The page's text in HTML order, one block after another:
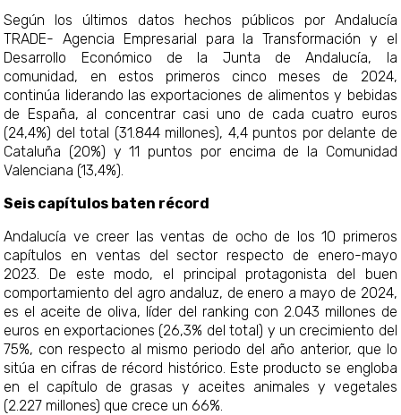
Según los últimos datos hechos públicos por Andalucía
TRADE- Agencia Empresarial para la Transformación y el
Desarrollo Económico de la Junta de Andalucía, la
comunidad, en estos primeros cinco meses de 2024,
continúa liderando las exportaciones de alimentos y bebidas
de España, al concentrar casi uno de cada cuatro euros
(24,4%) del total (31.844 millones), 4,4 puntos por delante de
Cataluña (20%) y 11 puntos por encima de la Comunidad
Valenciana (13,4%).
Seis capítulos baten récord
Andalucía ve creer las ventas de ocho de los 10 primeros
capítulos en ventas del sector respecto de enero-mayo
2023. De este modo, el principal protagonista del buen
comportamiento del agro andaluz, de enero a mayo de 2024,
es el aceite de oliva, líder del ranking con 2.043 millones de
euros en exportaciones (26,3% del total) y un crecimiento del
75%, con respecto al mismo periodo del año anterior, que lo
sitúa en cifras de récord histórico. Este producto se engloba
en el capítulo de grasas y aceites animales y vegetales
(2.227 millones) que crece un 66%.